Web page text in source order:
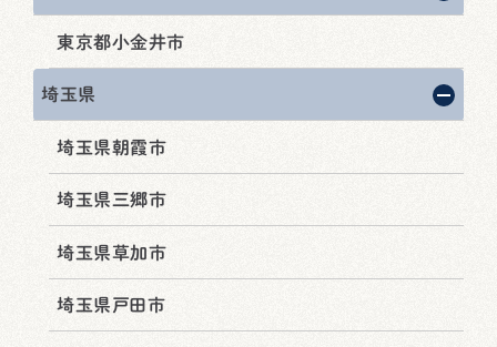
東京都小金井市
埼玉県
埼玉県朝霞市
埼玉県三郷市
埼玉県草加市
埼玉県戸田市